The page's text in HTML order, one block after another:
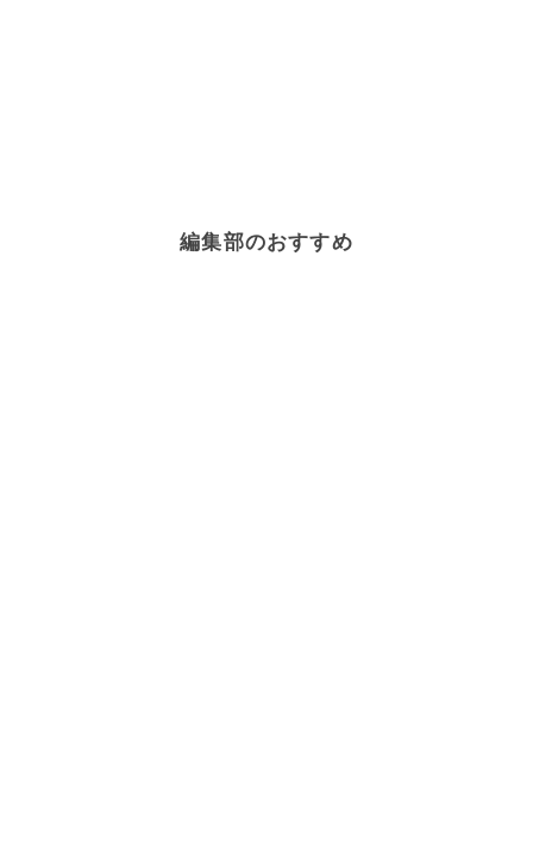
編集部のおすすめ